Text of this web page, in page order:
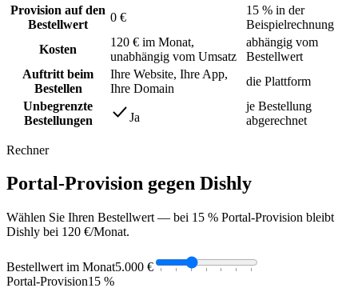
Provision auf den
Bestellwert
0 €
15 % in der
Beispielrechnung
Kosten
120 € im Monat,
unabhängig vom Umsatz
abhängig vom
Bestellwert
Auftritt beim
Bestellen
Ihre Website, Ihre App,
Ihre Domain
die Plattform
Unbegrenzte
Bestellungen
Ja
je Bestellung
abgerechnet
Rechner
Portal-Provision gegen Dishly
Wählen Sie Ihren Bestellwert — bei 15 % Portal-Provision bleibt
Dishly bei 120 €/Monat.
Bestellwert im Monat5.000 €
Portal-Provision15 %